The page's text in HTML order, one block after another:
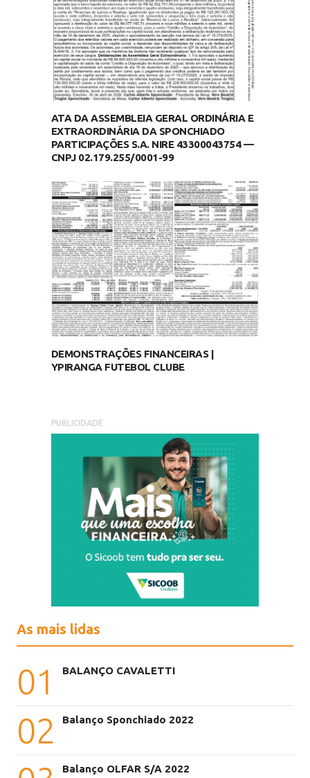
ATA DA ASSEMBLEIA GERAL ORDINÁRIA E
EXTRAORDINÁRIA DA SPONCHIADO
PARTICIPAÇÕES S.A. NIRE 43300043754 —
CNPJ 02.179.255/0001-99
DEMONSTRAÇÕES FINANCEIRAS |
YPIRANGA FUTEBOL CLUBE
PUBLICIDADE
As mais lidas
01 BALANÇO CAVALETTI
02 Balanço Sponchiado 2022
Balanço OLFAR S/A 2022